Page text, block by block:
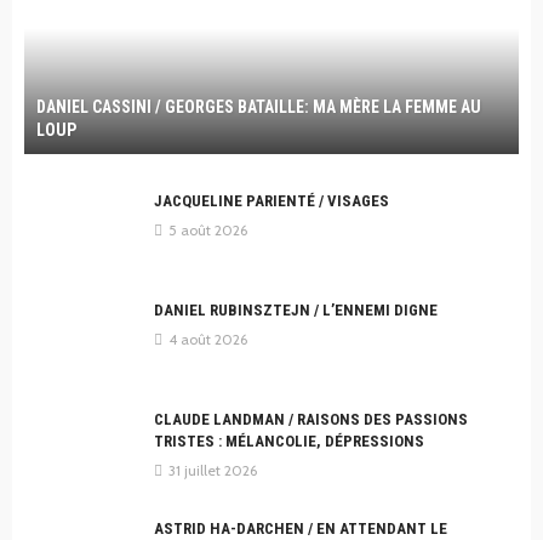
DANIEL CASSINI / GEORGES BATAILLE: MA MÈRE LA FEMME AU
LOUP
JACQUELINE PARIENTÉ / VISAGES
5 août 2026
DANIEL RUBINSZTEJN / L’ENNEMI DIGNE
4 août 2026
CLAUDE LANDMAN / RAISONS DES PASSIONS
TRISTES : MÉLANCOLIE, DÉPRESSIONS
31 juillet 2026
ASTRID HA-DARCHEN / EN ATTENDANT LE